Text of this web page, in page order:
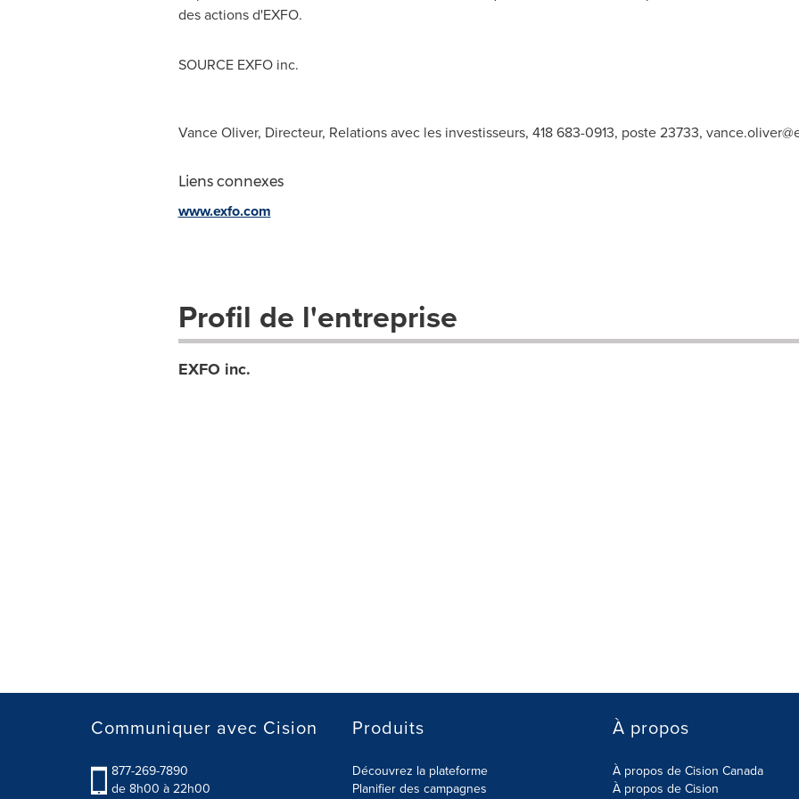
des actions d'EXFO.
SOURCE EXFO inc.
Vance Oliver, Directeur, Relations avec les investisseurs, 418 683-0913, poste 23733,
Liens connexes
www.exfo.com
Profil de l'entreprise
EXFO inc.
Communiquer avec Cision
877-269-7890
de 8h00 à 22h00
Produits
Découvrez la plateforme
Planifier des campagnes
À propos
À propos de Cision Canada
À propos de Cision